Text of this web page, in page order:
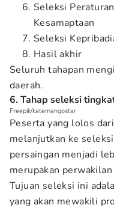
Seleksi
Kesamaptaan
Seleksi
Hasil akhir
Seluruh tahapan
daerah.
6. Tahap seleksi
Freepik/katemangostar
Peserta yang lolos
melanjutkan ke
persaingan menjadi
merupakan
Tujuan seleksi ini
yang akan mewakili